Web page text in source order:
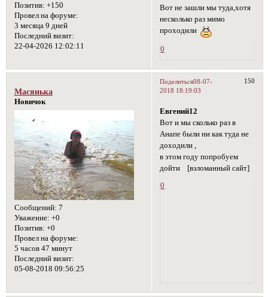
Позитив: +150
Провел на форуме:
3 месяца 9 дней
Последний визит:
22-04-2026 12:02:11
Вот не зашли мы туда,хотя
несколько раз мимо
проходили
0
Поделиться 150
08-07-
2018 18:19:03
Масянька
Новичок
Сообщений: 7
Уважение: +0
Позитив: +0
Провел на форуме:
5 часов 47 минут
Последний визит:
05-08-2018 09:56:25
Евгений12
Вот и мы сколько раз в
Анапе были ни как туда не
доходили ,
в этом году попробуем
дойти
[взломанный сайт]
0